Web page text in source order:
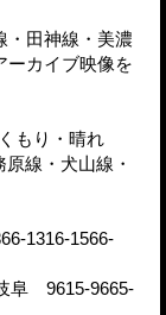
・田神線・美濃
ーカイブ映像を
もり・晴れ
線・犬山線・
1316-1566-
阜 9615-9665-